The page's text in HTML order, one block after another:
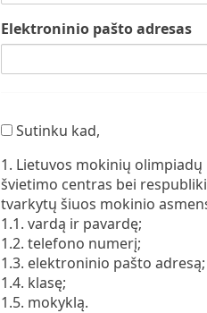
Elektroninio pašto adresas
Sutinku
Sutinku kad,
1. Lietuvos mokinių
švietimo centras bei
tvarkytų šiuos mokinio
1.1. vardą ir pavardę;
1.2. telefono numerį;
1.3. elektroninio pašto adresą;
1.4. klasę;
1.5. mokyklą.